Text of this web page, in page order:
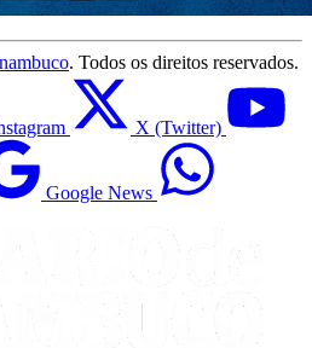
. Todos os direitos reservados.
X (Twitter)
Google News